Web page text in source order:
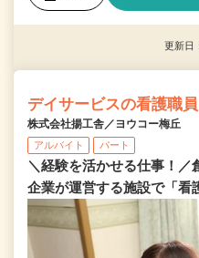
更新日
デイサービスの看護職員
株式会社揚工舎／ヨウコー梅丘
アルバイト パート
＼経験を活かせる仕事！／
企業が運営する施設で「看